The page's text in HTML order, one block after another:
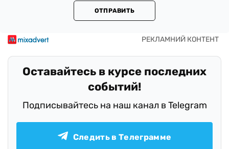
ОТПРАВИТЬ
Оставайтесь в курсе последних
событий!
Подписывайтесь на наш канал в Telegram
Следить в Телеграмме